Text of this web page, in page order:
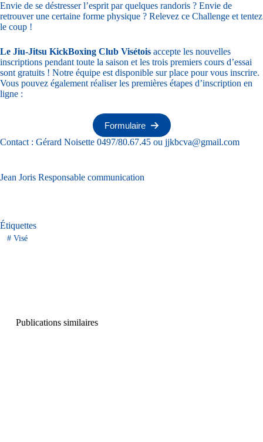
Envie de se déstresser l’esprit par quelques randoris ? Envie de
retrouver une certaine forme physique ? Relevez ce Challenge et tentez
le coup !
Le Jiu-Jitsu KickBoxing Club Visétois accepte les nouvelles
inscriptions pendant toute la saison et les trois premiers cours d’essai
sont gratuits ! Notre équipe est disponible sur place pour vous inscrire.
Vous pouvez également réaliser les premières étapes d’inscription en
ligne :
Formulaire
Contact : Gérard Noisette 0497/80.67.45 ou jjkbcva@gmail.com
Jean Joris Responsable communication
Étiquettes
#Visé
Publications similaires